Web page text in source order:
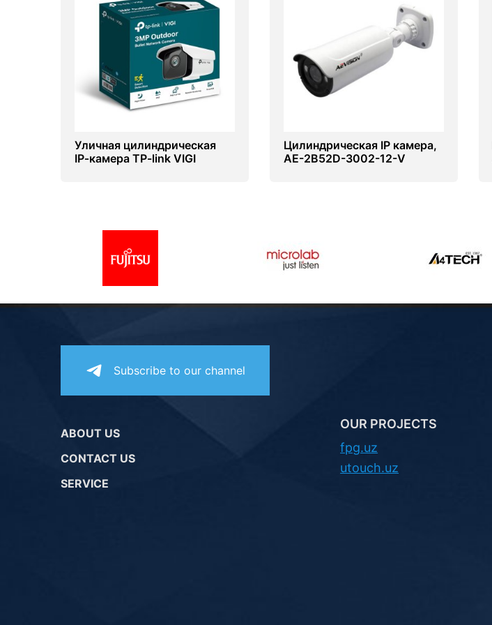
Уличная цилиндрическая
IP‑камера TP-link VIGI
Цилиндрическая IP камера,
AE-2B52D-3002-12-V
Subscribe to our channel
ABOUT US
CONTACT US
SERVICE
OUR PROJECTS
fpg.uz
utouch.uz